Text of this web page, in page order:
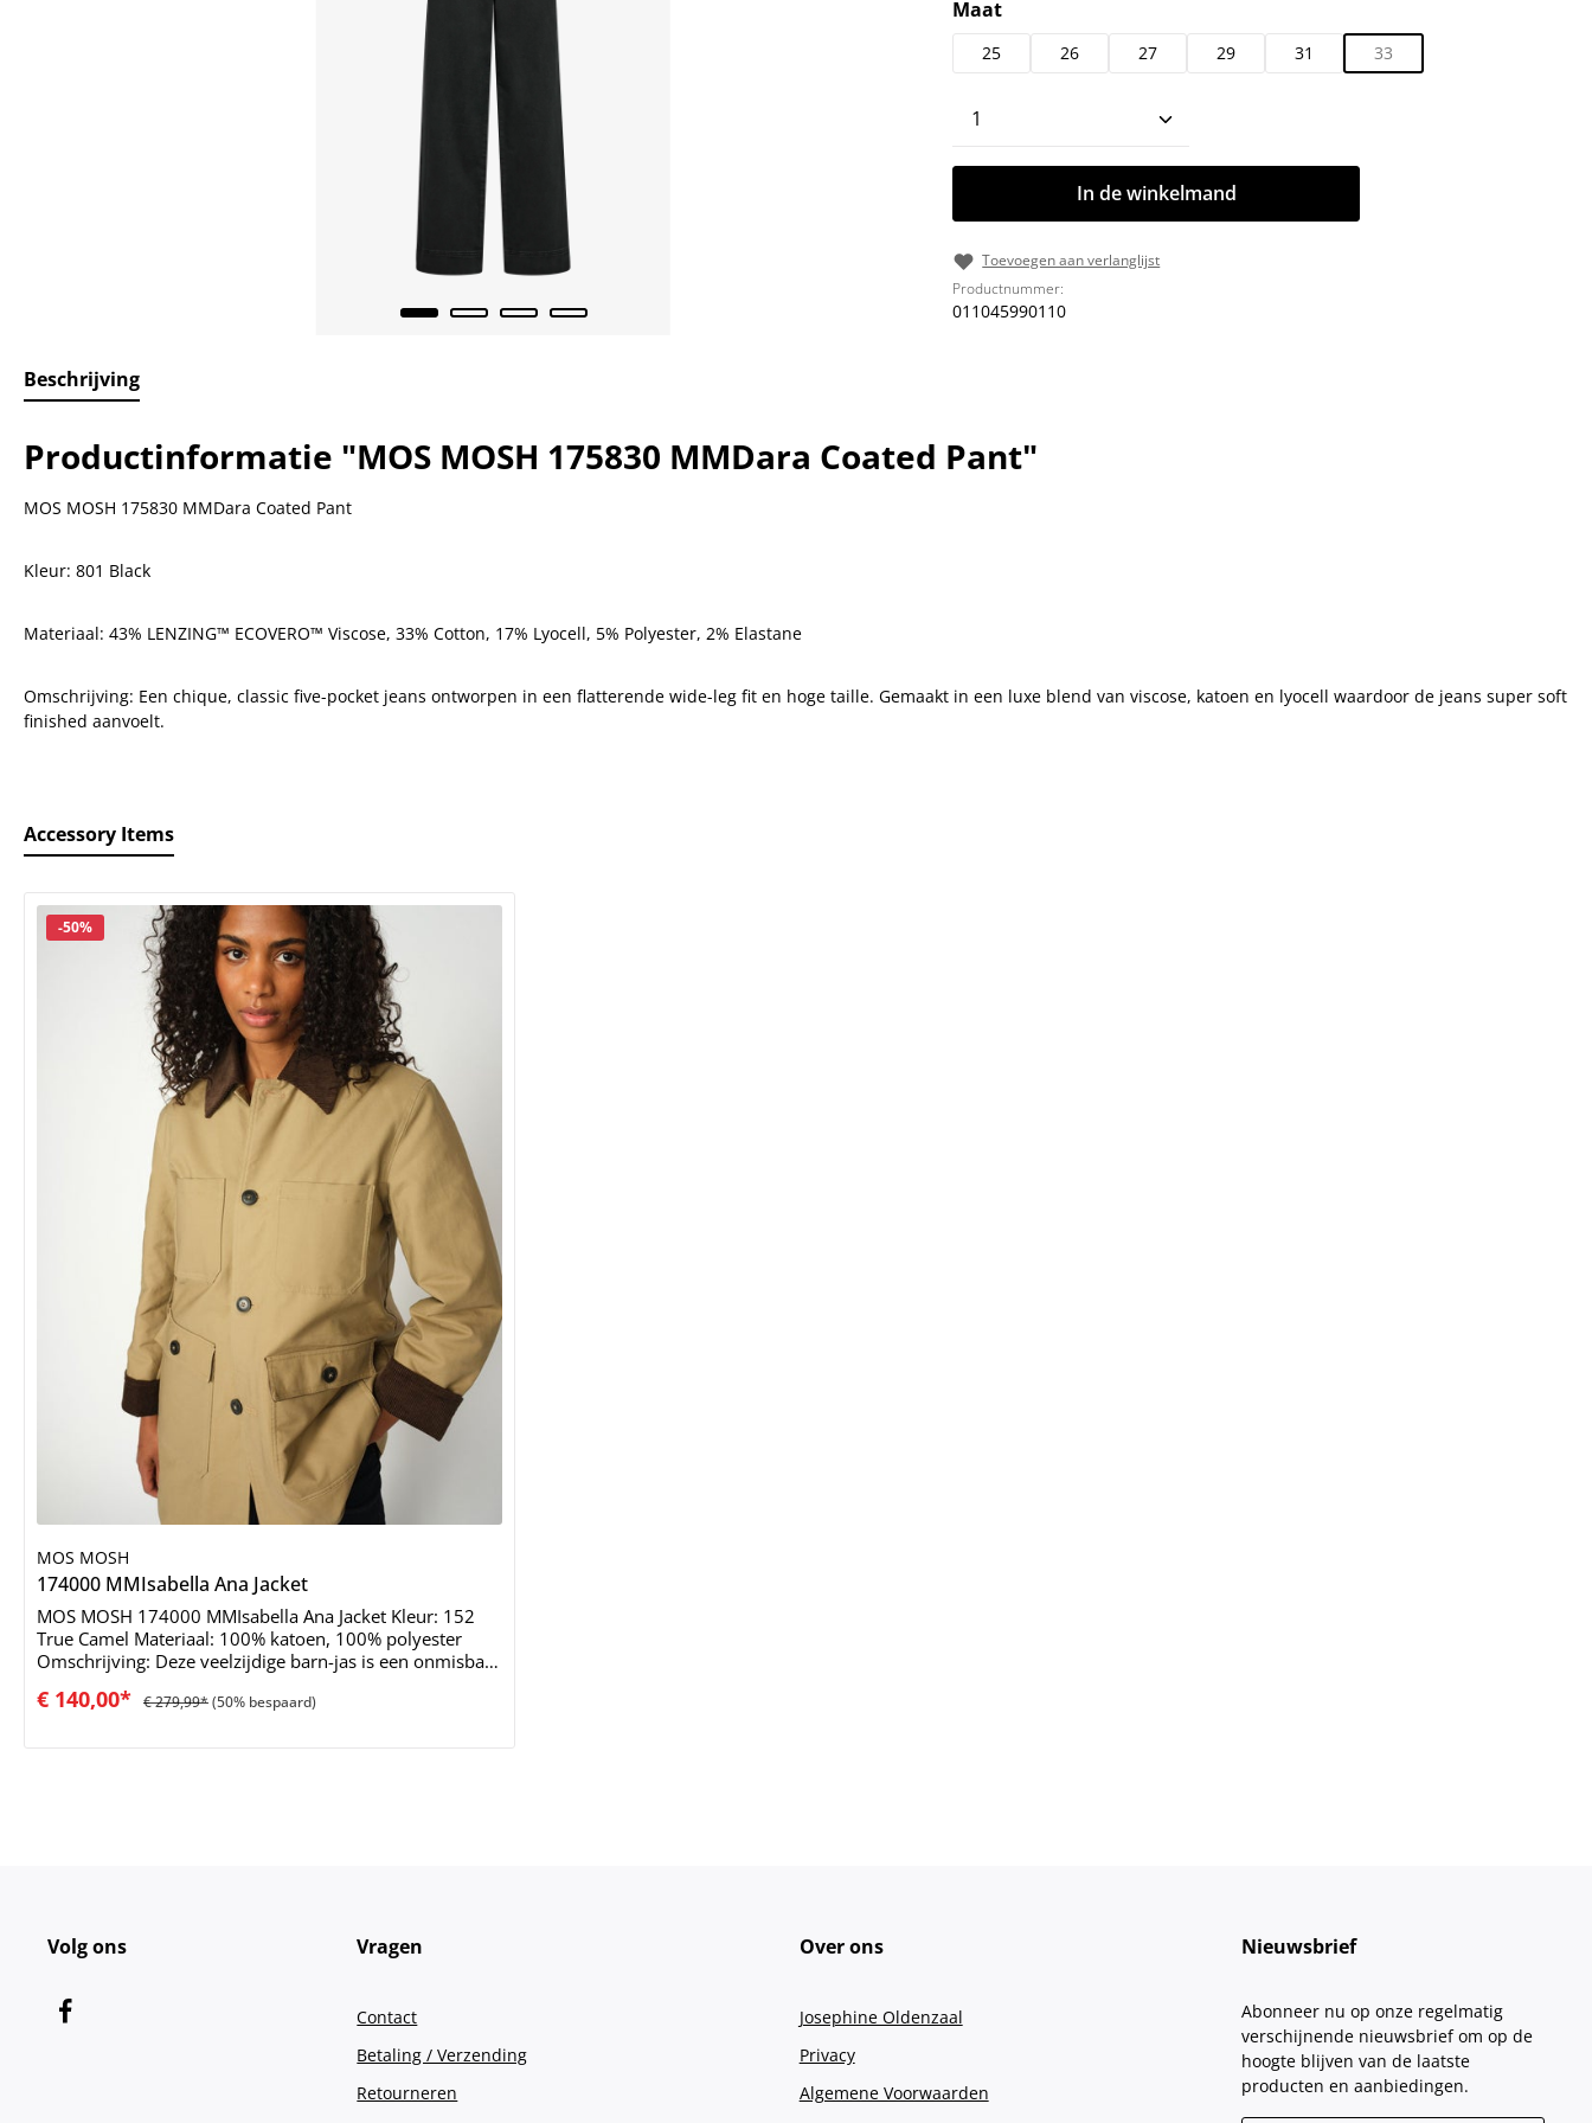
Selecteer
Maat
25 26 27 29 31 33
Producthoeveelheid: Voer de gewenste
In de winkelmand
Toevoegen aan verlanglijst
Productnummer:
011045990110
Beschrijving
Productinformatie "MOS MOSH 175830 MMDara Coated Pant"
MOS MOSH 175830 MMDara Coated Pant
Kleur: 801 Black
Materiaal: 43% LENZING™ ECOVERO™ Viscose, 33% Cotton, 17% Lyocell, 5% Polyester, 2% Elastane
Omschrijving: Een chique, classic five-pocket jeans ontworpen in een flatterende wide-leg fit en hoge taille. Gemaakt in een luxe blend van viscose, katoen en lyocell waardoor de jeans super soft
finished aanvoelt.
Accessory Items
Korting
-50%
Details
MOS MOSH
174000 MMIsabella Ana Jacket
MOS MOSH 174000 MMIsabella Ana Jacket Kleur: 152
True Camel Materiaal: 100% katoen, 100% polyester
Omschrijving: Deze veelzijdige barn-jas is een onmisbaar
eigentijdse functionaliteit. Ontworpen met corduroy
ruitvoering, belichaamt hij een verfijnde landelijke
€ 140,00* € 279,99*(50% bespaard)
Volg ons Vragen
Contact
Betaling / Verzending
Retourneren
Over ons
Josephine Oldenzaal
Privacy
Algemene Voorwaarden
Nieuwsbrief
Abonneer nu op onze regelmatig
verschijnende nieuwsbrief om op de
hoogte blijven van de laatste
producten en aanbiedingen.